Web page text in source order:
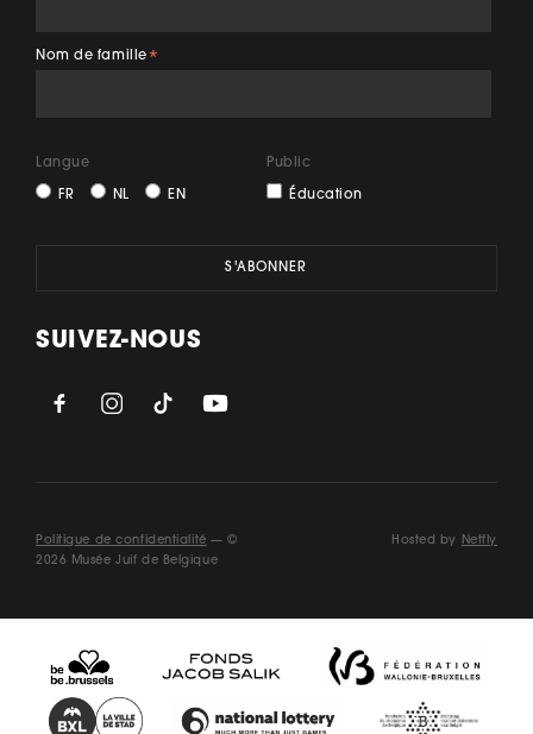
Nom de famille*
Langue
FR NL EN
Public
Éducation
SUIVEZ-NOUS
Politique de confidentialité — ©
2026 Musée Juif de Belgique
Hosted by Netfly